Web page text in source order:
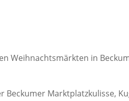
Weihnachtsmärkten in
Beckumer Marktplatzkulisse,